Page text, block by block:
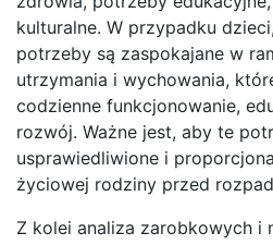
kulturalne. W przypadku
potrzeby są zaspokajane w
utrzymania i wychowania,
codzienne funkcjonowanie,
rozwój. Ważne jest, aby te
usprawiedliwione i
życiowej rodziny przed
Z kolei analiza zarobkowych i